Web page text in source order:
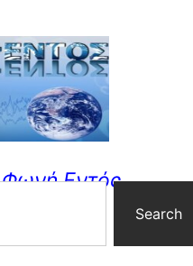
Φωνή Εντός
Search